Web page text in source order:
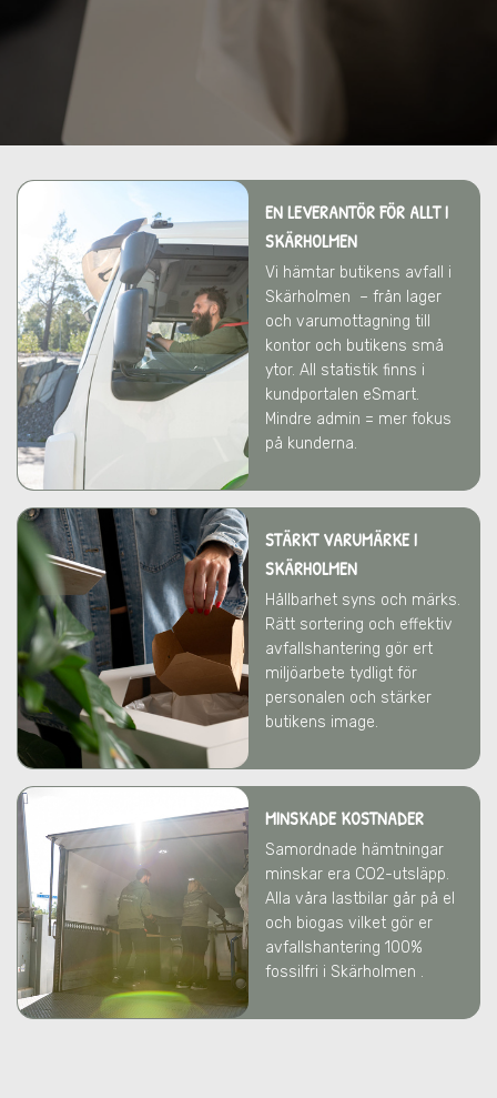
EN LEVERANTÖR FÖR ALLTI
SKÄRHOLMEN
Vi hämtar butikens avfall i
Skärholmen – från lager
och varumottagning till
kontor och butikens små
ytor. All statistik finns i
kundportalen eSmart.
Mindre admin = mer fokus
på kunderna.
STÄRKT VARUMÄRKEI
SKÄRHOLMEN
Hållbarhet syns och märks.
Rätt sortering och effektiv
avfallshantering gör ert
miljöarbete tydligt för
personalen och stärker
butikens image.
MINSKADE KOSTNADER
Samordnade hämtningar
minskar era CO2-utsläpp.
Alla våra lastbilar går på el
och biogas vilket gör er
avfallshantering 100%
fossilfri i Skärholmen .